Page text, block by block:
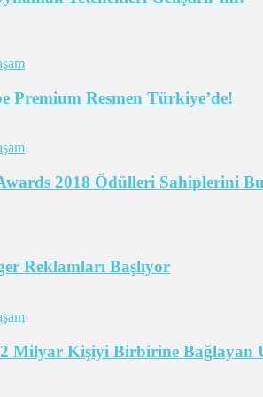
Premium Resmen Türkiye’de!
2018 Ödülleri Sahiplerini
Reklamları Başlıyor
Milyar Kişiyi Birbirine Bağlayan